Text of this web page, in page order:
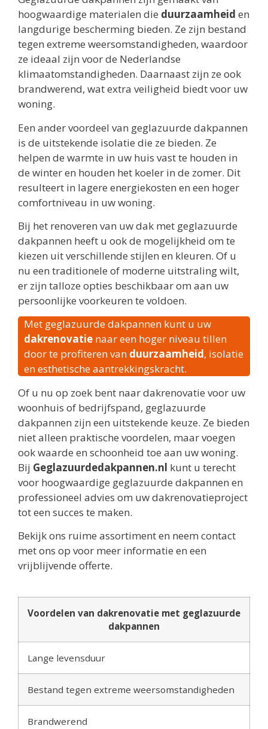
hoogwaardige materialen die duurzaamheid en
langdurige bescherming bieden. Ze zijn bestand
tegen extreme weersomstandigheden, waardoor
ze ideaal zijn voor de Nederlandse
klimaatomstandigheden. Daarnaast zijn ze ook
brandwerend, wat extra veiligheid biedt voor uw
woning.
Een ander voordeel van geglazuurde dakpannen
is de uitstekende isolatie die ze bieden. Ze
helpen de warmte in uw huis vast te houden in
de winter en houden het koeler in de zomer. Dit
resulteert in lagere energiekosten en een hoger
comfortniveau in uw woning.
Bij het renoveren van uw dak met geglazuurde
dakpannen heeft u ook de mogelijkheid om te
kiezen uit verschillende stijlen en kleuren. Of u
nu een traditionele of moderne uitstraling wilt,
er zijn talloze opties beschikbaar om aan uw
persoonlijke voorkeuren te voldoen.
Met geglazuurde dakpannen kunt u uw
dakrenovatie naar een hoger niveau tillen
door te profiteren van duurzaamheid, isolatie
en esthetische aantrekkingskracht.
Of u nu op zoek bent naar dakrenovatie voor uw
woonhuis of bedrijfspand, geglazuurde
dakpannen zijn een uitstekende keuze. Ze bieden
niet alleen praktische voordelen, maar voegen
ook waarde en schoonheid toe aan uw woning.
Bij Geglazuurdedakpannen.nl kunt u terecht
voor hoogwaardige geglazuurde dakpannen en
professioneel advies om uw dakrenovatieproject
tot een succes te maken.
Bekijk ons ruime assortiment en neem contact
met ons op voor meer informatie en een
vrijblijvende offerte.
Voordelen van dakrenovatie met geglazuurde
dakpannen
Lange levensduur
Bestand tegen extreme weersomstandigheden
Brandwerend